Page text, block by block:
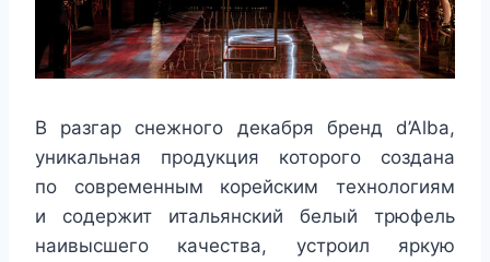
В разгар снежного декабря бренд d’Alba,
уникальная продукция которого создана
по современным корейским технологиям
и содержит итальянский белый трюфель
наивысшего качества, устроил яркую